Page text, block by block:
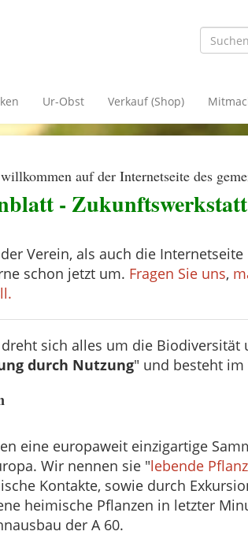
Ur-Obst Verkauf (Shop)
auf der Internetseite des
-
Verein, als auch die
schon jetzt um. Fragen Sie uns,
sich alles um die Biodiversität
durch Nutzung" und besteht
eine europaweit einzigartige
Wir nennen sie "lebende
Kontakte, sowie durch
heimische Pflanzen in letzter
der A 60.